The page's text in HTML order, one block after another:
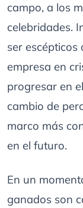
campo, a los
celebridades.
ser escépticos
empresa en
progresar en
cambio de
marco más
en el futuro.
En un
ganados son